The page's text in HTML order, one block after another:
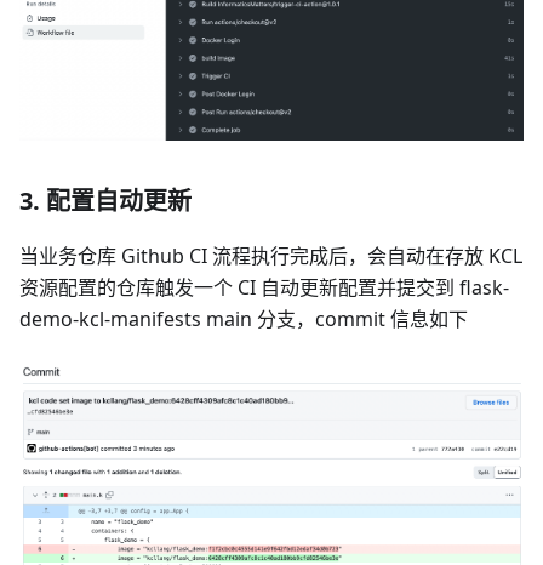
3. 配置自动更新
当业务仓库 Github CI 流程执行完成后，会自动在存放 KCL
资源配置的仓库触发一个 CI 自动更新配置并提交到 flask-
demo-kcl-manifests main 分支，commit 信息如下